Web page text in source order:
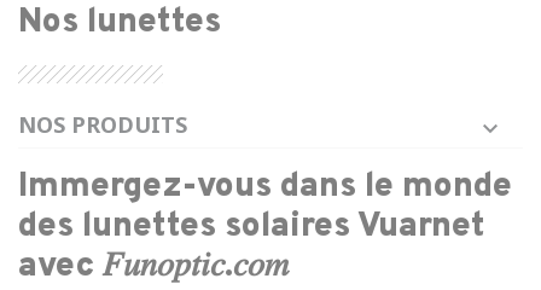
Nos lunettes
NOS PRODUITS
Immergez-vous dans le monde
des lunettes solaires Vuarnet
avec 𝐹𝑢𝑛𝑜𝑝𝑡𝑖𝑐.𝑐𝑜𝑚